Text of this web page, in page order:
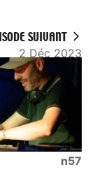
SUIVANT
2 Déc 2023
n57